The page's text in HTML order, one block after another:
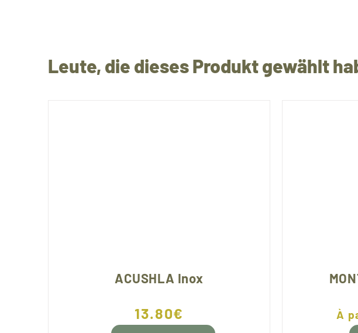
Leute, die dieses Produkt gewählt
ACUSHLA Inox
13.80€ À